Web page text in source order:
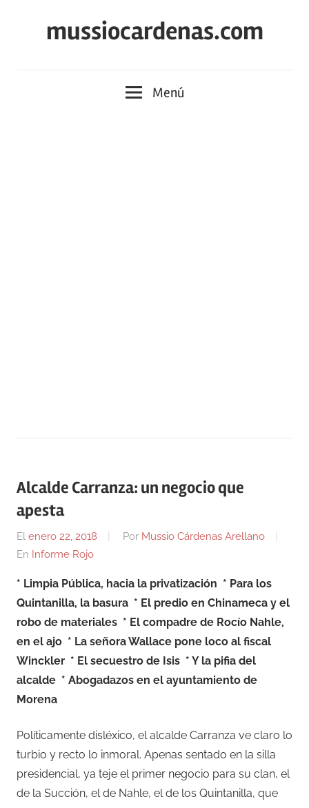
mussiocardenas.com
Menú
Alcalde Carranza: un negocio que
apesta
El enero 22, 2018 Por Mussio Cárdenas Arellano
En Informe Rojo
* Limpia Pública, hacia la privatización * Para los
Quintanilla, la basura * El predio en Chinameca y el
robo de materiales * El compadre de Rocío Nahle,
en el ajo * La señora Wallace pone loco al fiscal
Winckler * El secuestro de Isis * Y la pifia del
alcalde * Abogadazos en el ayuntamiento de
Morena
Políticamente disléxico, el alcalde Carranza ve claro lo
turbio y recto lo inmoral. Apenas sentado en la silla
presidencial, ya teje el primer negocio para su clan, el
de la Succión, el de Nahle, el de los Quintanilla, que